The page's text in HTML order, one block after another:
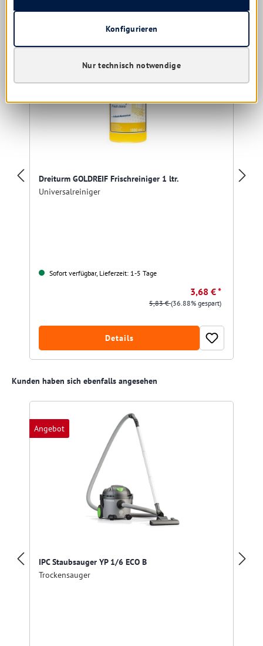
Dreiturm GOLDREIF Frischreiniger 1 ltr.
Universalreiniger
Sofort verfügbar, Lieferzeit: 1-5 Tage
3,68 € *
5,83 €(36.88% gespart)
Details
Produktgalerie überspringen
Kunden haben sich ebenfalls angesehen
Angebot
IPC Staubsauger YP 1/6 ECO B
Trockensauger
Nur technisch notwendige
Konfigurieren